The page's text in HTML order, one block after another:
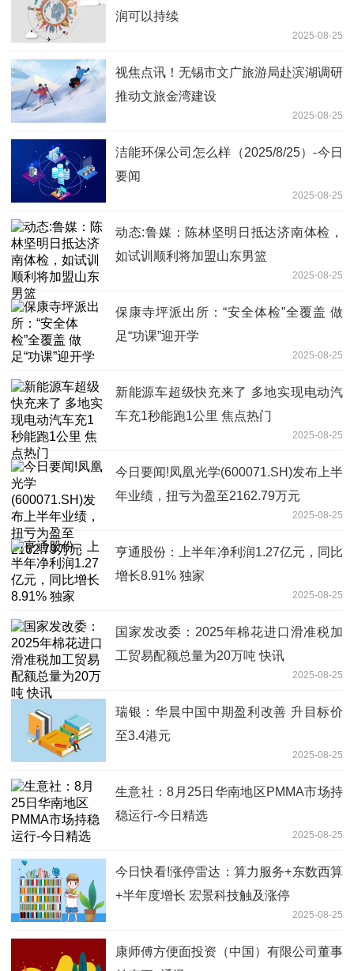
润可以持续
2025-08-25
视焦点讯！无锡市文广旅游局赴滨湖调研
推动文旅金湾建设
2025-08-25
洁能环保公司怎么样（2025/8/25）-今日
要闻
2025-08-25
动态:鲁媒：陈林坚明日抵达济南体检，
如试训顺利将加盟山东男篮
2025-08-25
保康寺坪派出所：“安全体检”全覆盖 做
足“功课”迎开学
2025-08-25
新能源车超级快充来了 多地实现电动汽
车充1秒能跑1公里 焦点热门
2025-08-25
今日要闻!凤凰光学(600071.SH)发布上半
年业绩，扭亏为盈至2162.79万元
2025-08-25
亨通股份：上半年净利润1.27亿元，同比
增长8.91% 独家
2025-08-25
国家发改委：2025年棉花进口滑准税加
工贸易配额总量为20万吨 快讯
2025-08-25
瑞银：华晨中国中期盈利改善 升目标价
至3.4港元
2025-08-25
生意社：8月25日华南地区PMMA市场持
稳运行-今日精选
2025-08-25
今日快看!涨停雷达：算力服务+东数西算
+半年度增长 宏景科技触及涨停
2025-08-25
康师傅方便面投资（中国）有限公司董事